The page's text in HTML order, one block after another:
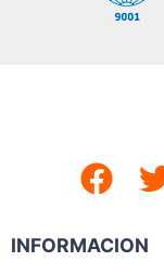
INFORMACION